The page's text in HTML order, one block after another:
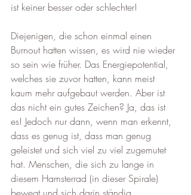
ist keiner besser oder schlechter!
Diejenigen, die schon einmal einen
Burnout hatten wissen, es wird nie wieder
so sein wie früher. Das Energiepotential,
welches sie zuvor hatten, kann meist
kaum mehr aufgebaut werden. Aber ist
das nicht ein gutes Zeichen? Ja, das ist
es! Jedoch nur dann, wenn man erkennt,
dass es genug ist, dass man genug
geleistet und sich viel zu viel zugemutet
hat. Menschen, die sich zu lange in
diesem Hamsterrad (in dieser Spirale)